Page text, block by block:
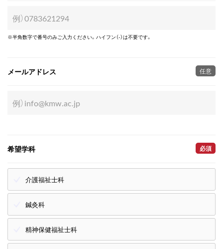
※半角数字で番号のみご入力ください。ハイフン（-）は不要です。
メールアドレス 任意
希望学科 必須
介護福祉士科
鍼灸科
精神保健福祉士科